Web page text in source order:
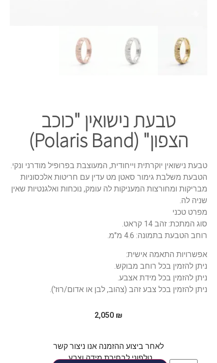
​טבעת נישואין "כוכב
הצפון" (Polaris Band)
טבעת נישואין יוקרתית וייחודית, המעוצבת בפרופיל מודרני ונקי.
הטבעת משלבת גימור סאטן מט עדין עם חריטות אלכסוניות
מבריקות ומחורצות המעניקות לה עומק, נוכחות ואלגנטיות שאין
שניה לה.
מפרט טכני
סוג המתכת: זהב 14 קראט.
רוחב הטבעת בתמונה: 4.6 מ"מ.
אפשרויות התאמה אישית:
ניתן להזמין בכל רוחב מבוקש.
ניתן להזמין בכל מידת אצבע.
ניתן להזמין בכל צבע זהב (צהוב, לבן או אדום/רוז').
2,050 ₪
לאחר ביצוע ההזמנה אנו ניצור קשר
טלפוני לבחירת מידה וצבע.